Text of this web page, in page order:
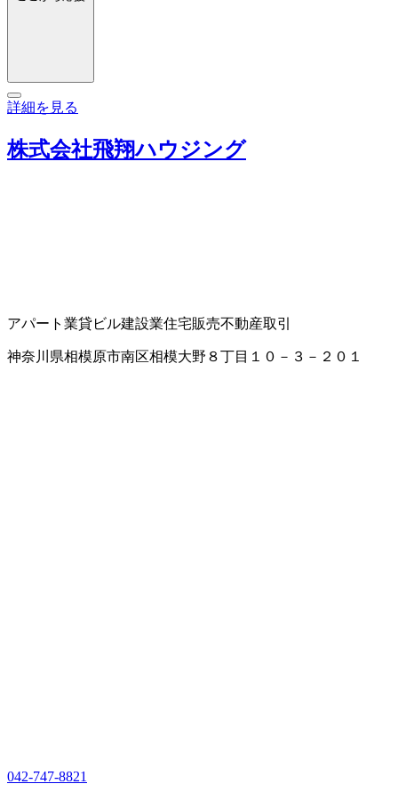
詳細を見る
株式会社飛翔ハウジング
アパート業貸ビル建設業住宅販売不動産取引
神奈川県相模原市南区相模大野８丁目１０－３－２０１
042-747-8821